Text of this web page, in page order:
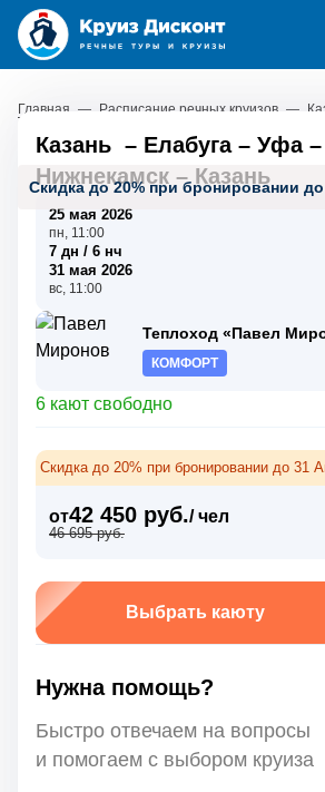
Главная — Расписание речных круизов —
Скидка до 20% при бронировании до
Казань – Елабуга– Уфа–
Нижнекамск –Казань
25 мая 2026
пн, 11:00
7 дн / 6 нч
31 мая 2026
вс, 11:00
Теплоход «Павел
КОМФОРТ
6 кают свободно
Скидка до 20% при бронировании до 31
от42 450 руб./ чел
46 695 руб.
Выбрать каюту
Нужна помощь?
Быстро отвечаем на вопросы
и помогаем с выбором круиза